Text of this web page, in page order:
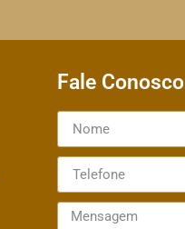
Fale Conosco